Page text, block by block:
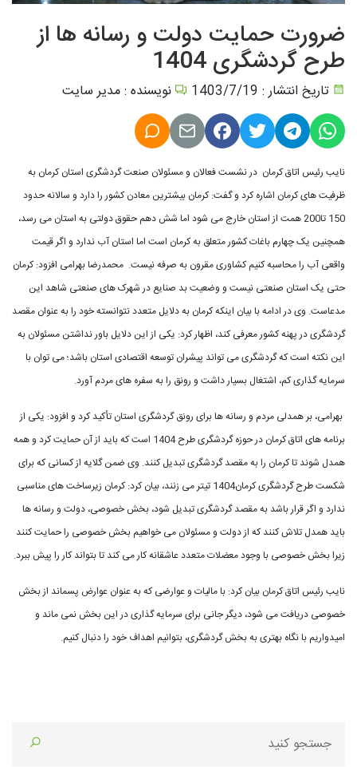
ضرورت حمایت دولت و رسانه ها از
طرح گردشگری 1404
تاریخ انتشار : 1403/7/19 نویسنده : مدیر سایت
نایب رئیس اتاق کرمان در نشست فعالان و مسئولان صنعت گردشگری استان کرمان به
ظرفیت های کرمان اشاره کرد و گفت: کرمان بیشترین معادن کشور را دارد و سالانه حدود
150 تا200 همت از استان خارج می شود اما شش دهم حقوق دولتی به استان می رسد،
همچنین یک چهارم باغات کشور متعلق به کرمان است اما استان آب ندارد و اگر قیمت
واقعی آب را محاسبه کنیم کشاوری مقرون به صرفه نیست. محمدرضا بهرامی افزود: کرمان
حتی یک استان صنعتی نیست و وضعیت بد صنایع در شهرک های صنعتی شاهد این
مدعاست. وی در ادامه با بیان اینکه کرمان به دلایل متعدد نتوانسته خود را به عنوان مقصد
گردشگری در پهنه کشور معرفی کند، اظهار کرد: یکی از این دلایل باور نداشتن مسئولان به
این نکته است که گردشگری می تواند پیشران توسعه اقتصادی استان باشد؛ می توان با
سرمایه گذاری کم، اشتغال بسیار داشت و رونق را به سفره های مردم آورد.
بهرامی، بر همدلی مردم و رسانه ها برای رونق گردشگری استان تأکید کرد و افزود: یکی از
برنامه های اتاق کرمان در حوزه گردشگری طرح 1404 است که باید از آن حمایت کرد و همه
همدل شوند تا کرمان را به مقصد گردشگری تبدیل کنند. وی ضمن گلایه از کسانی که برای
شکست طرح گردشگری کرمان1404 تیتر می زنند، بیان کرد: کرمان زیرساخت های مناسبی
ندارد و اگر قرار باشد به مقصد گردشگری تبدیل شود، بخش خصوصی، دولت و رسانه ها
باید همدل تلاش کنند که از دولت و مسئولان می خواهیم بخش خصوصی را حمایت کنند
زیرا بخش خصوصی با وجود معضلات متعدد عاشقانه کار می کند تا بتواند کار را پیش ببرد.
نایب رئیس اتاق کرمان بیان کرد: با مالیات و عوارضی که به عنوان عوارض پسماند از بخش
خصوصی دریافت می شود، دیگر جانی برای سرمایه گذاری در این بخش نمی ماند و
امیدواریم با نگاه بهتری به بخش گردشگری، بتوانیم اهداف خود را دنبال کنیم.